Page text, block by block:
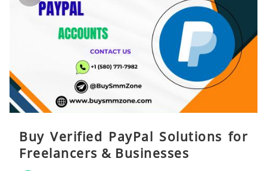
Buy Verified PayPal Solutions for
Freelancers & Businesses